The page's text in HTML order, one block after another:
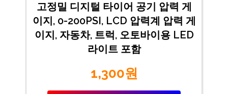
고정밀 디지털 타이어 공기 압력 게
이지, 0-200PSI, LCD 압력계 압력 게
이지, 자동차, 트럭, 오토바이용 LED
라이트 포함
1,300원